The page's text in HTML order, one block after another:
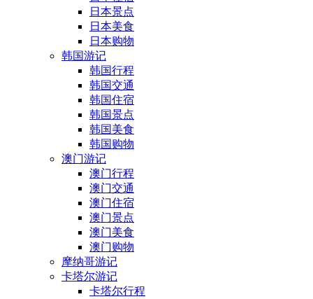
日本景点
日本美食
日本购物
韩国游记
韩国行程
韩国交通
韩国住宿
韩国景点
韩国美食
韩国购物
澳门游记
澳门行程
澳门交通
澳门住宿
澳门景点
澳门美食
澳门购物
摩纳哥游记
卡塔尔游记
卡塔尔行程